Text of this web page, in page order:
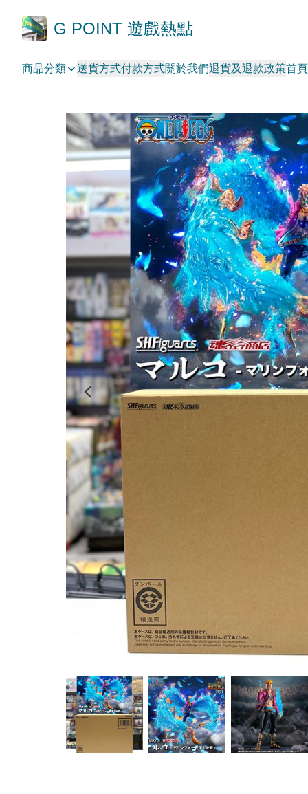
G POINT 遊戲熱點
商品分類 送貨方式付款方式關於我們退貨及退款政策首頁